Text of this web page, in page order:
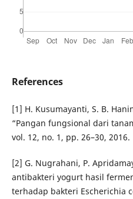
References
[1] H. Kusumayanti, S. B.
“Pangan fungsional dari
vol. 12, no. 1, pp. 26–30, 2016.
[2] G. Nugrahani, P.
antibakteri yogurt hasil
terhadap bakteri Escherichia